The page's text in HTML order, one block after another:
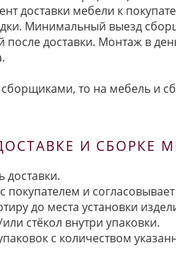
доставки мебели к
Минимальный выезд
доставки. Монтаж в
то на мебель и
И СБОРКЕ
доставки.
покупателем и
до места установки
стёкол внутри упаковки.
с количеством